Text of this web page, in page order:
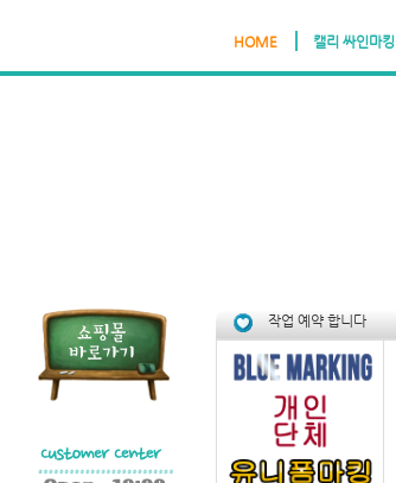
HOME 캘리 싸인마킹
작업 예약 합니다
Sketchbook5, 스케치북5